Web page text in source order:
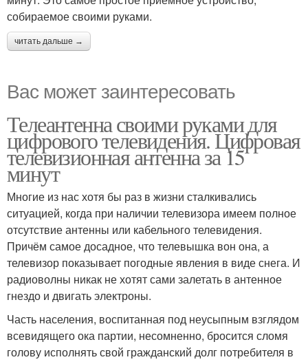
собираемое своими руками.
читать дальше →
Вас может заинтересовать
Телеантенна своими руками для
цифрового телевидения. Цифровая
телевизионная антенна за 15
минут
Многие из нас хотя бы раз в жизни сталкивались
ситуацией, когда при наличии телевизора имеем полное
отсутствие антенны или кабельного телевидения.
Причём самое досадное, что телевышка вон она, а
телевизор показывает погодные явления в виде снега. И
радиоволны никак не хотят сами залетать в антенное
гнездо и двигать электроны.
Часть населения, воспитанная под неусыпным взглядом
всевидящего ока партии, несомненно, бросится сломя
голову исполнять свой гражданский долг потребителя в